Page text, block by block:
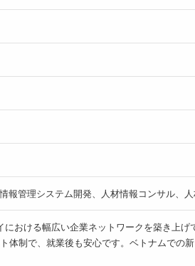
管理システム開発、人材情報コンサル、
おける幅広い企業ネットワークを築き上
体制で、就業後も安心です。ベトナムでの